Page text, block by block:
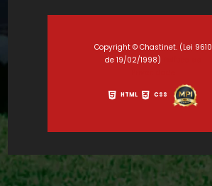
Copyright © Chastinet. (Lei 9610
de 19/02/1998)
HTML CSS